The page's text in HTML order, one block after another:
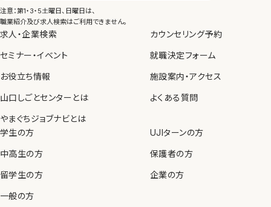
8. 苦情の申し出・問い合わせ先
当センターが管理している個人情報の取り扱いについ
て苦情や問い合わせがあった場合、個人情報保護法
等の法令にしたがって、適切かつ迅速に対応します。
注意：第1・3・5土曜日、日曜日は、
職業紹介及び求人検索はご利用できません。
求人・企業検索
セミナー・イベント
お役立ち情報
山口しごとセンターとは
やまぐちジョブナビとは
カウンセリング予約
就職決定フォーム
施設案内・アクセス
よくある質問
学生の方
中高生の方
留学生の方
一般の方
UJIターンの方
保護者の方
企業の方